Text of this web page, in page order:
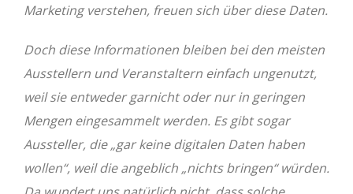
Marketing verstehen, freuen sich über diese Daten.
Doch diese Informationen bleiben bei den meisten
Ausstellern und Veranstaltern einfach ungenutzt,
weil sie entweder garnicht oder nur in geringen
Mengen eingesammelt werden. Es gibt sogar
Aussteller, die „gar keine digitalen Daten haben
wollen“, weil die angeblich „nichts bringen“ würden.